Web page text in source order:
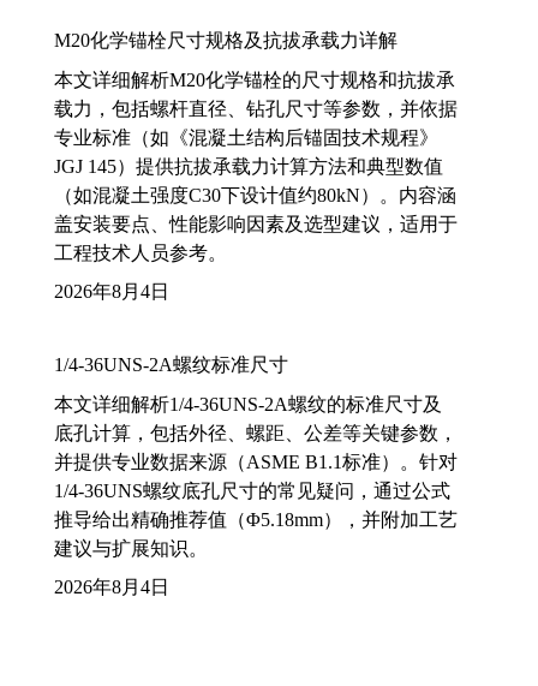
M20化学锚栓尺寸规格及抗拔承载力详解
本文详细解析M20化学锚栓的尺寸规格和抗拔承
载力，包括螺杆直径、钻孔尺寸等参数，并依据
专业标准（如《混凝土结构后锚固技术规程》
JGJ 145）提供抗拔承载力计算方法和典型数值
（如混凝土强度C30下设计值约80kN）。内容涵
盖安装要点、性能影响因素及选型建议，适用于
工程技术人员参考。
2026年8月4日
1/4-36UNS-2A螺纹标准尺寸
本文详细解析1/4-36UNS-2A螺纹的标准尺寸及
底孔计算，包括外径、螺距、公差等关键参数，
并提供专业数据来源（ASME B1.1标准）。针对
1/4-36UNS螺纹底孔尺寸的常见疑问，通过公式
推导给出精确推荐值（Φ5.18mm），并附加工艺
建议与扩展知识。
2026年8月4日